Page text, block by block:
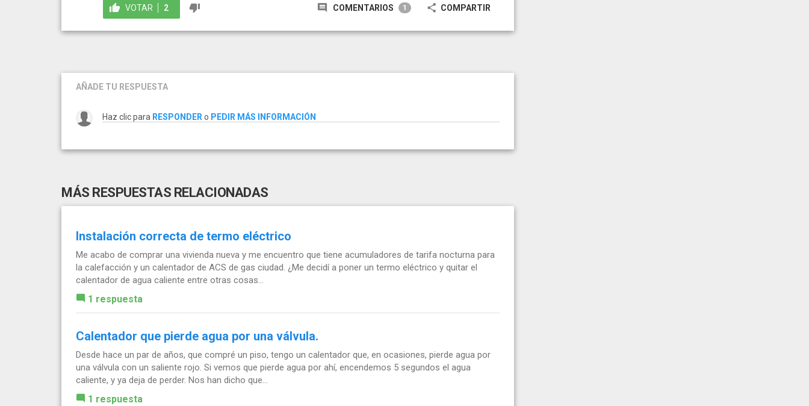
VOTAR 2 COMENTARIOS 1 COMPARTIR
AÑADE TU RESPUESTA
Haz clic para RESPONDER o PEDIR MÁS INFORMACIÓN
MÁS RESPUESTAS RELACIONADAS
Instalación correcta de termo eléctrico
Me acabo de comprar una vivienda nueva y me encuentro que tiene acumuladores de tarifa nocturna para
la calefacción y un calentador de ACS de gas ciudad. ¿Me decidí a poner un termo eléctrico y quitar el
calentador de agua caliente entre otras cosas...
1 respuesta
Calentador que pierde agua por una válvula.
Desde hace un par de años, que compré un piso, tengo un calentador que, en ocasiones, pierde agua por
una válvula con un saliente rojo. Si vemos que pierde agua por ahí, encendemos 5 segundos el agua
caliente, y ya deja de perder. Nos han dicho que...
1 respuesta